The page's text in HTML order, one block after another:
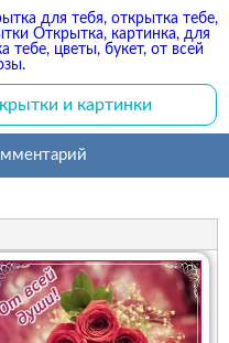
для тебя, открытка тебе,
Открытка, картинка, для
тебе, цветы, букет, от всей
и картинки